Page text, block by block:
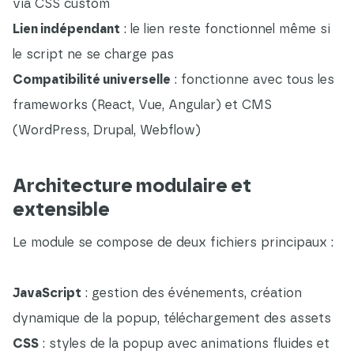
via CSS custom
Lien indépendant : le lien reste fonctionnel même si
le script ne se charge pas
Compatibilité universelle : fonctionne avec tous les
frameworks (React, Vue, Angular) et CMS
(WordPress, Drupal, Webflow)
Architecture modulaire et
extensible
Le module se compose de deux fichiers principaux :
JavaScript : gestion des événements, création
dynamique de la popup, téléchargement des assets
CSS : styles de la popup avec animations fluides et